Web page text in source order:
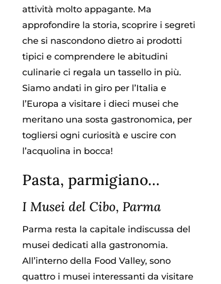
attività molto appagante. Ma
approfondire la storia, scoprire i segreti
che si nascondono dietro ai prodotti
tipici e comprendere le abitudini
culinarie ci regala un tassello in più.
Siamo andati in giro per l’Italia e
l’Europa a visitare i dieci musei che
meritano una sosta gastronomica, per
togliersi ogni curiosità e uscire con
l’acquolina in bocca!
Pasta, parmigiano…
I Musei del Cibo, Parma
Parma resta la capitale indiscussa del
musei dedicati alla gastronomia.
All’interno della Food Valley, sono
quattro i musei interessanti da visitare